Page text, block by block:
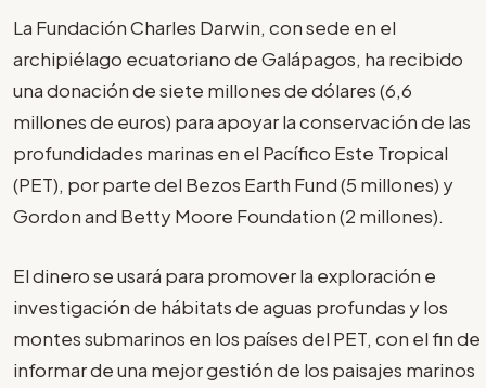
La Fundación Charles Darwin, con sede en el
archipiélago ecuatoriano de Galápagos, ha recibido
una donación de siete millones de dólares (6,6
millones de euros) para apoyar la conservación de las
profundidades marinas en el Pacífico Este Tropical
(PET), por parte del Bezos Earth Fund (5 millones) y
Gordon and Betty Moore Foundation (2 millones).
El dinero se usará para promover la exploración e
investigación de hábitats de aguas profundas y los
montes submarinos en los países del PET, con el fin de
informar de una mejor gestión de los paisajes marinos